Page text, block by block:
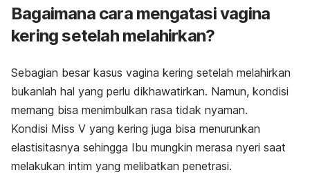
Bagaimana cara mengatasi vagina
kering setelah melahirkan?
Sebagian besar kasus vagina kering setelah melahirkan
bukanlah hal yang perlu dikhawatirkan. Namun, kondisi
memang bisa menimbulkan rasa tidak nyaman.
Kondisi Miss V yang kering juga bisa menurunkan
elastisitasnya sehingga Ibu mungkin merasa nyeri saat
melakukan intim yang melibatkan penetrasi.